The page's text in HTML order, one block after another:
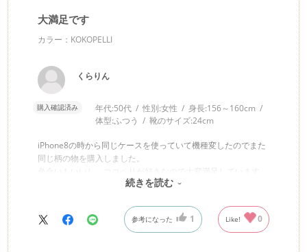
大満足です
カラー：KOKOPELLI
くらりん
購入確認済み 年代:50代 性別:女性 身長:156～160cm
体型:ふつう 靴のサイズ:24cm
iPhone8の時から同じケースを使っていて機種変したのでまた
同じ柄の物を購入しました。
問合せにも迅速に対応して頂きありがとうございました。
続きを読む
参考になった 1 Like! 0